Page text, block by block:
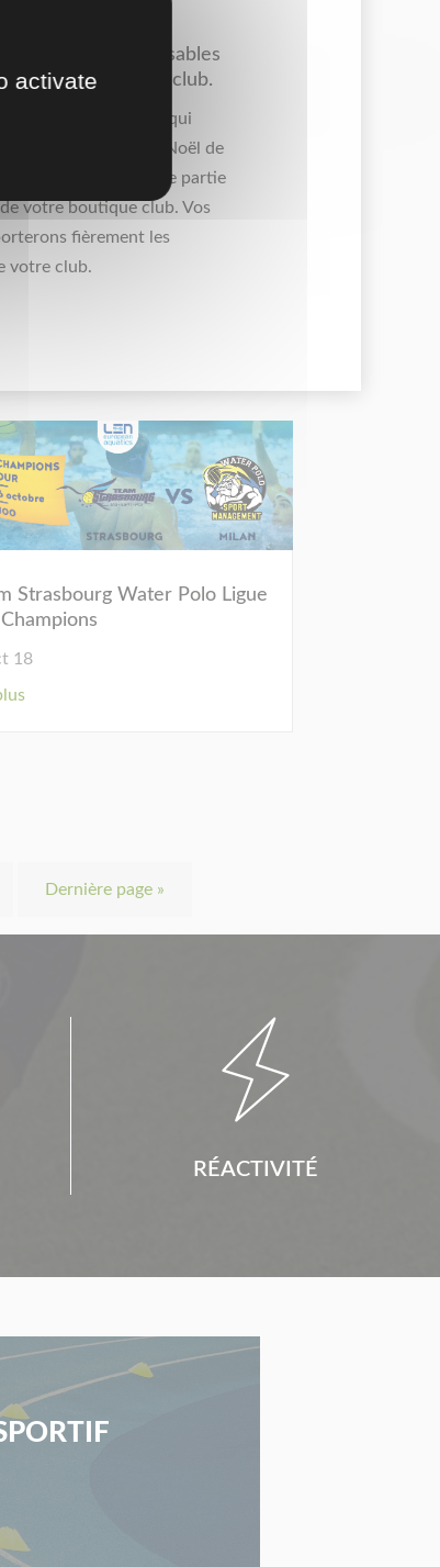
de bains personnalisables
association, votre club.
est l’objet tendance qui
cadeau des fêtes de Noël de
Ou encore il peut faire partie
votre boutique club. Vos
fièrement les
votre club.
Strasbourg Water Polo Ligue
18
Dernière page »

RÉACTIVITÉ
activate